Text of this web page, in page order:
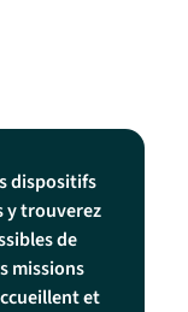
dispositifs
y trouverez
de
missions
et